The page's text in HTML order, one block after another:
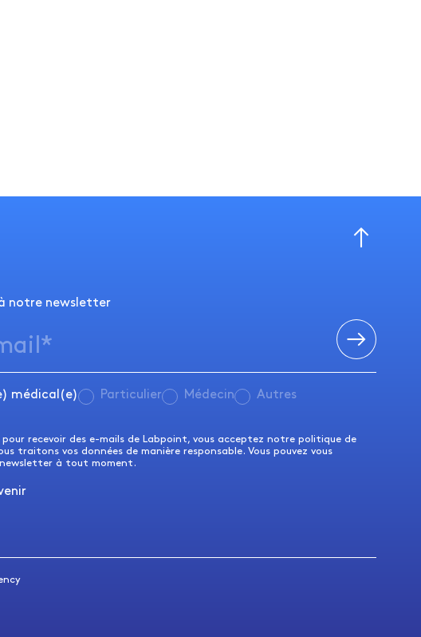
à notre newsletter
médical(e) Particulier Médecin Autres
pour recevoir des e-mails de Labpoint, vous acceptez notre politique de
traitons vos données de manière responsable. Vous pouvez vous
à tout moment.